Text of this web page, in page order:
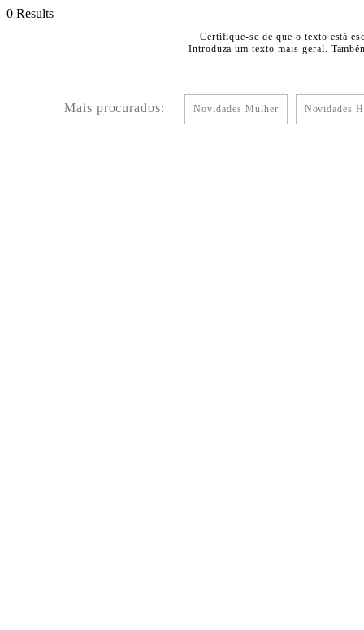
0 Results
Certifique-se de que o texto está
Introduza um texto mais geral.
Mais procurados: Novidades Mulher Novidades